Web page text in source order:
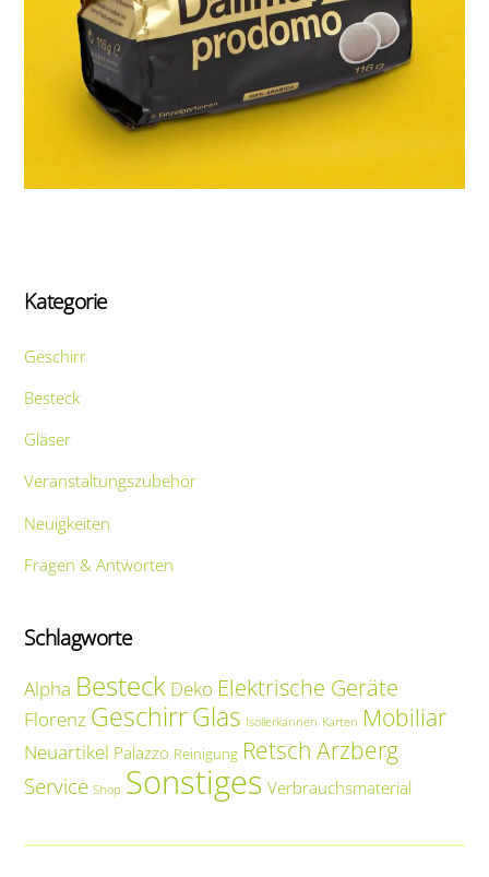
Kategorie
Geschirr
Besteck
Gläser
Veranstaltungszubehör
Neuigkeiten
Fragen & Antworten
Schlagworte
Alpha Besteck Deko Elektrische Geräte
Florenz GeschirrGlas Isolierkannen Karten Mobiliar
Neuartikel Palazzo Reinigung Retsch Arzberg
Service Shop Sonstiges Verbrauchsmaterial